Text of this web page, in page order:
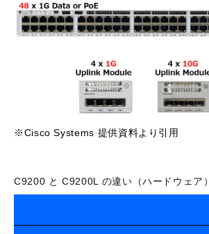
※Cisco Systems 提供資料より引用
C9200 と C9200L の違い（ハードウェア）